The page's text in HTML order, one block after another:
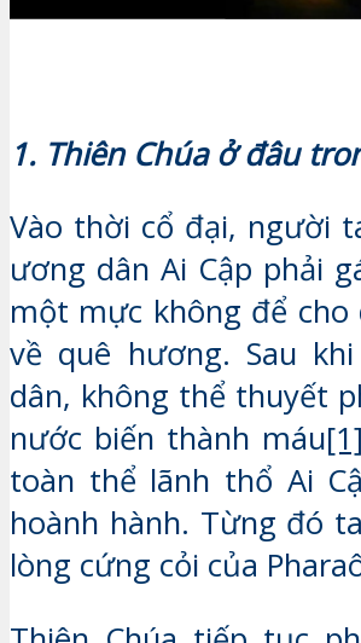
1. Thiên Chúa ở đâu
Vào thời cổ đại, người
ương dân Ai Cập phải
một mực không để
về quê hương. Sau
dân, không thể thuyết
nước biến thành máu[1]
toàn thể lãnh thổ Ai
hoành hành. Từng đó
lòng cứng cỏi của